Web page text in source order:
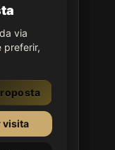
via
preferir,
visita